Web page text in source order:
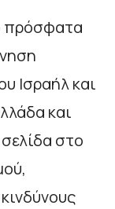
πρόσφατα
Ισραήλ και
και
στο